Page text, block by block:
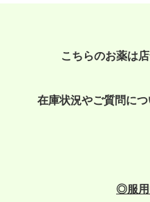
こちらのお薬は
在庫状況やご質問に
◎服